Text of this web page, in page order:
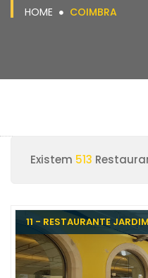
HOME COIMBRA
Existem 513
11 - RESTAURANTE